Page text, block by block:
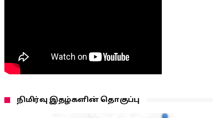
நிமிர்வு இதழ்களின் தொகுப்பு